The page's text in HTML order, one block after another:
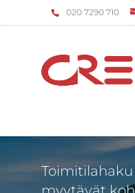
‌020 7290 710